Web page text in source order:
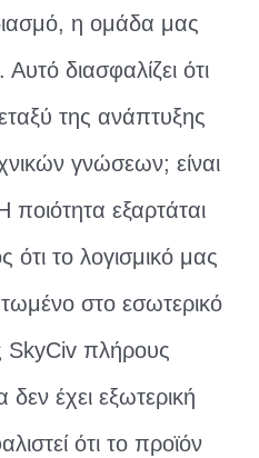
η ομάδα μας
Αυτό διασφαλίζει ότι
της ανάπτυξης
γνώσεων; είναι
εξαρτάται
ότι το λογισμικό μας
στο εσωτερικό
πλήρους
έχει εξωτερική
ότι το προϊόν